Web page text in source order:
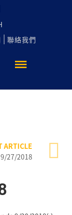
聯絡我們
ARTICLE
27/2018